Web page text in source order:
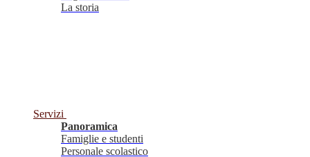
La storia
Servizi
Panoramica
Famiglie e studenti
Personale scolastico